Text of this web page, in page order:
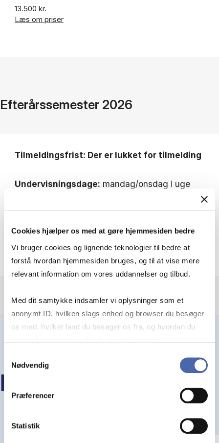
Cookies hjælper os med at gøre hjemmesiden bedre
Vi bruger cookies og lignende teknologier til bedre at
forstå hvordan hjemmesiden bruges, og til at vise mere
relevant information om vores uddannelser og tilbud.
Med dit samtykke indsamler vi oplysninger som et
anonymt ID, hvilken slags enhed og browser du besøger
os med, hvilket land du besøger os fra, og hvordan du
markedsføring. Du bestemmer selv - og kan altid trække
Nødvendig
Præferencer
Statistik
13.500 kr.
Læs om priser
Efterårssemester 2026
Tilmeldingsfrist: Der er lukket for tilmelding
Undervisningsdage: mandag/onsdag i uge
Eksamen: Skriftlig eksamen i uge 44. Læs